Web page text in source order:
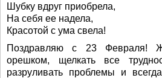
Шубку вдруг приобрела,
На себя ее надела,
Красотой с ума свела!
Поздравляю с 23 Февраля!
орешком, щелкать все
разруливать проблемы и